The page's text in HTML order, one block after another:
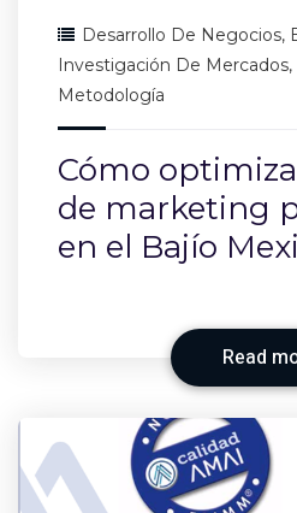
Desarrollo De Negocios,
Investigación De Mercados,
Metodología
Cómo
de marketing
en el Bajío
Read